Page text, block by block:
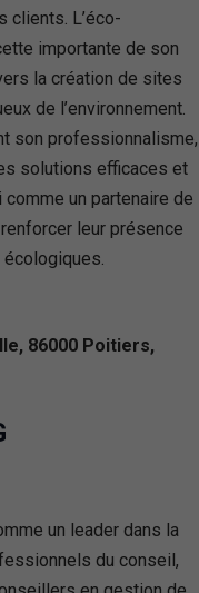
clients. L’éco-
importante de son
la création de sites
de l’environnement.
son professionnalisme,
solutions efficaces et
un partenaire de
leur présence
86000 Poitiers,
un leader dans la
du conseil,